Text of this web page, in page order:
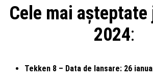
Cele mai
2024:
Tekken 8 – Data de lansare: 26